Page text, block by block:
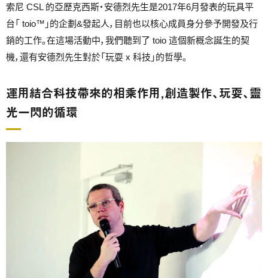
索尼 CSL 的亞歷克西斯・安德烈先生是2017年6月發表的玩具平
台「 toio™」的企劃&發起人，目前也以核心成員身分參予開發及行
銷的工作。在這場活動中，我們聽到了 toio 這個新概念誕生的契
機，還有安德烈先生對於「玩耍 x 科技」的哲學。
運用結合科技帶來的相乘作用，創造製作、玩耍、靈
光一閃的循環